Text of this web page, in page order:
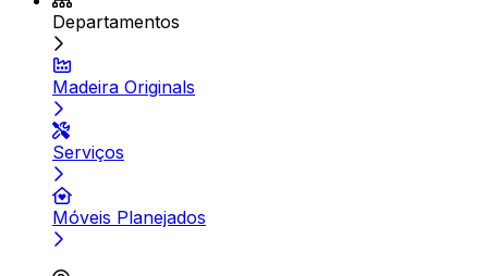
Departamentos
Madeira Originals
Serviços
Móveis Planejados